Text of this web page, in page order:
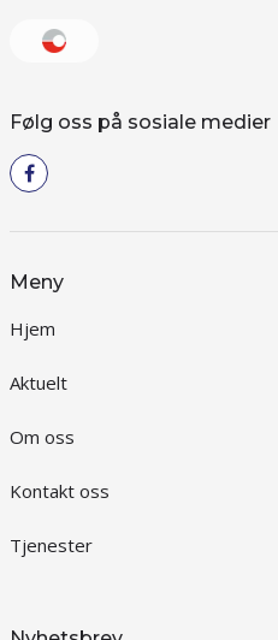
Følg oss på sosiale medier
Meny
Hjem
Aktuelt
Om oss
Kontakt oss
Tjenester